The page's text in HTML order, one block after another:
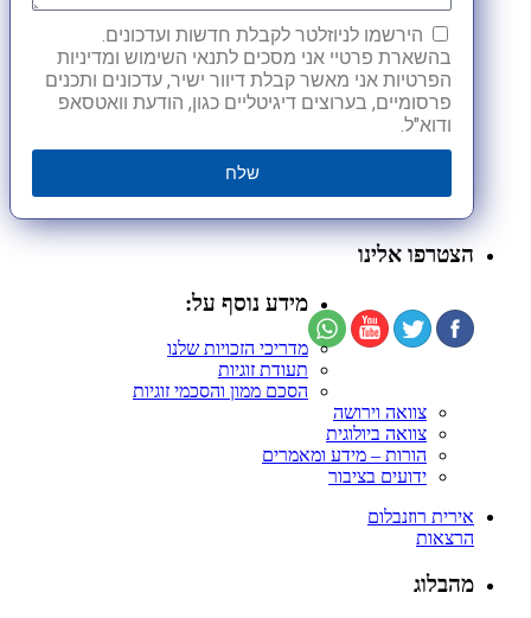
הירשמו לניוזלטר לקבלת חדשות ועדכונים.
בהשארת פרטיי אני מסכים לתנאי השימוש ומדיניות
הפרטיות אני מאשר קבלת דיוור ישיר, עדכונים ותכנים
פרסומיים, בערוצים דיגיטליים כגון, הודעת וואטסאפ
ודוא"ל.
שלח
הצטרפו אלינו
מידע נוסף על:
מדריכי הזכויות שלנו
תעודת זוגיות
הסכם ממון והסכמי זוגיות
צוואה וירושה
צוואה ביולוגית
הורות – מידע ומאמרים
ידועים בציבור
אירית רוזנבלום
הרצאות
מהבלוג